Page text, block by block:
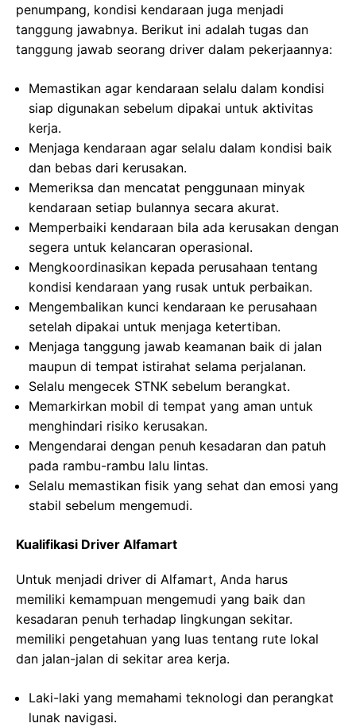
penumpang, kondisi kendaraan juga menjadi
tanggung jawabnya. Berikut ini adalah tugas dan
tanggung jawab seorang driver dalam pekerjaannya:
Memastikan agar kendaraan selalu dalam kondisi
siap digunakan sebelum dipakai untuk aktivitas
kerja.
Menjaga kendaraan agar selalu dalam kondisi baik
dan bebas dari kerusakan.
Memeriksa dan mencatat penggunaan minyak
kendaraan setiap bulannya secara akurat.
Memperbaiki kendaraan bila ada kerusakan dengan
segera untuk kelancaran operasional.
Mengkoordinasikan kepada perusahaan tentang
kondisi kendaraan yang rusak untuk perbaikan.
Mengembalikan kunci kendaraan ke perusahaan
setelah dipakai untuk menjaga ketertiban.
Menjaga tanggung jawab keamanan baik di jalan
maupun di tempat istirahat selama perjalanan.
Selalu mengecek STNK sebelum berangkat.
Memarkirkan mobil di tempat yang aman untuk
menghindari risiko kerusakan.
Mengendarai dengan penuh kesadaran dan patuh
pada rambu-rambu lalu lintas.
Selalu memastikan fisik yang sehat dan emosi yang
stabil sebelum mengemudi.
Kualifikasi Driver Alfamart
Untuk menjadi driver di Alfamart, Anda harus
memiliki kemampuan mengemudi yang baik dan
kesadaran penuh terhadap lingkungan sekitar.
memiliki pengetahuan yang luas tentang rute lokal
dan jalan-jalan di sekitar area kerja.
Laki-laki yang memahami teknologi dan perangkat
lunak navigasi.